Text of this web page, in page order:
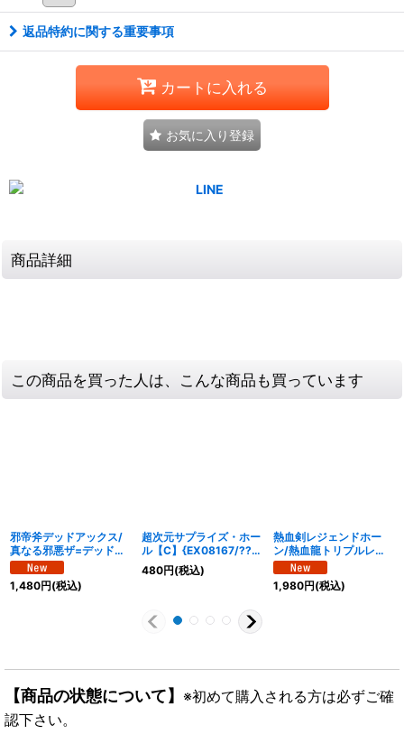
返品特約に関する重要事項
カートに入れる
お気に入り登録
商品詳細
この商品を買った人は、こんな商品も買っています
邪帝斧デッドアックス/
真なる邪悪ザ=デッドマ
ン【SR】{25EX2超
G8b/超G11/超G8a/超
G11}《超次元》
1,480円(税込)
超次元サプライズ・ホー
ル【C】{EX08167/???}
《光》
480円(税込)
熱血剣レジェンドホー
ン/熱血龍トリプルレジ
ェンド【VR】
{25BD3SP6b/SP8/SP
6a/SP8}《超次元》
1,980円(税込)
【商品の状態について】 ※初めて購入される方は必ずご確
認下さい。